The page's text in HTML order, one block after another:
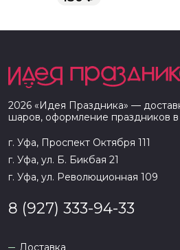
2026 «Идея Праздника» —
шаров, оформление праздников в
г. Уфа, Проспект Октября 111
г. Уфа, ул. Б. Бикбая 21
г. Уфа, ул. Революционная 109
8 (927) 333-94-33
Доставка